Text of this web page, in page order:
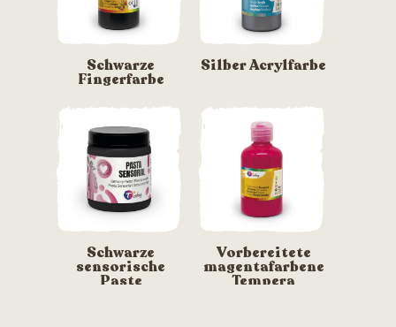
Schwarze
Fingerfarbe
Silber Acrylfarbe
Schwarze
sensorische
Paste
Vorbereitete
magentafarbene
Tempera